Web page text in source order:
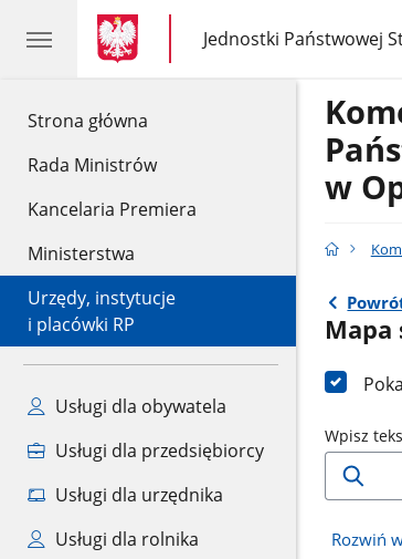
Strona główna
Rada Ministrów
Kancelaria Premiera
Ministerstwa
Urzędy, instytucje
i placówki RP
Usługi dla obywatela
Usługi dla przedsiębiorcy
Usługi dla urzędnika
Usługi dla rolnika
gov.pl
gov.pl
Jednostki Państwowej
gov.pl
Jednostki
Państwowej
w
Wpisz
Rozwiń